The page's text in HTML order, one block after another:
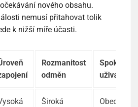
nového obsahu.
nemusí přitahovat tolik
k nižší míře účasti.
Rozmanitost
odměn
uživatelů
Široká
Obecně